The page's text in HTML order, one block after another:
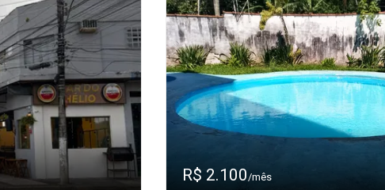
R$ 2.100/mês